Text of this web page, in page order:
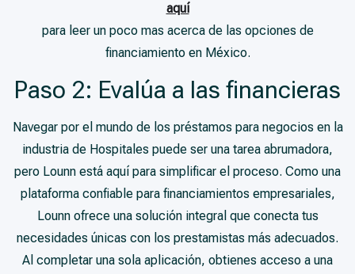
aquí
para leer un poco mas acerca de las opciones de
financiamiento en México.
Paso 2: Evalúa a las financieras
Navegar por el mundo de los préstamos para negocios en la
industria de Hospitales puede ser una tarea abrumadora,
pero Lounn está aquí para simplificar el proceso. Como una
plataforma confiable para financiamientos empresariales,
Lounn ofrece una solución integral que conecta tus
necesidades únicas con los prestamistas más adecuados.
Al completar una sola aplicación, obtienes acceso a una